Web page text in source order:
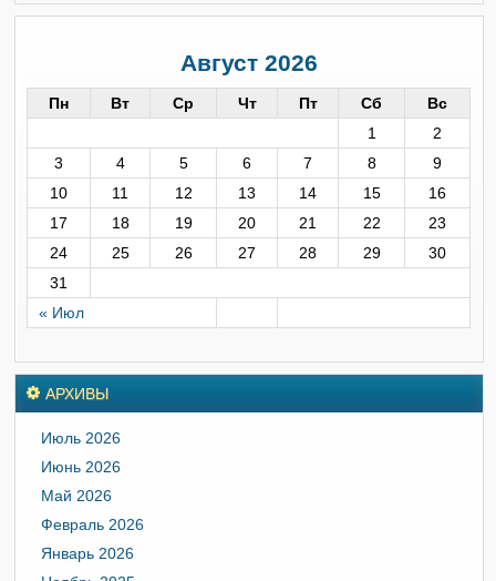
Август 2026
Пн Вт Ср Чт Пт Сб Вс
« Июл
1
2
3
4 5 6 7 8
9
10
11 12 13 14 15
16
17
18 19 20 21 22
23
24
25 26 27 28 29
30
31
АРХИВЫ
Июль 2026
Июнь 2026
Май 2026
Февраль 2026
Январь 2026